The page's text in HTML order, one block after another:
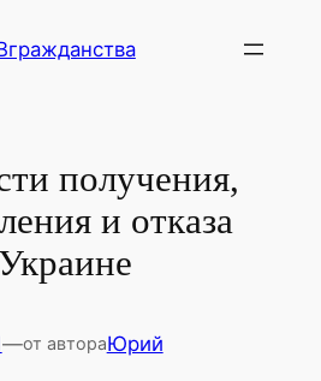
получения,
и отказа
—от автораЮрий